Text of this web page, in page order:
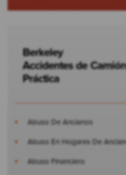
Berkeley
Accidentes de
Práctica
Abuso De Ancianos
Abuso En Hogares De
Abuso Financiero